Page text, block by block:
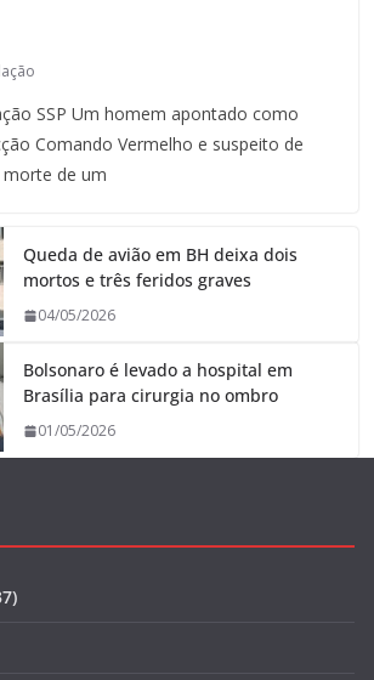
SSP Um homem apontado como
Comando Vermelho e suspeito de
de um
Queda de avião em BH deixa dois
mortos e três feridos graves
04/05/2026
Bolsonaro é levado a hospital em
Brasília para cirurgia no ombro
01/05/2026